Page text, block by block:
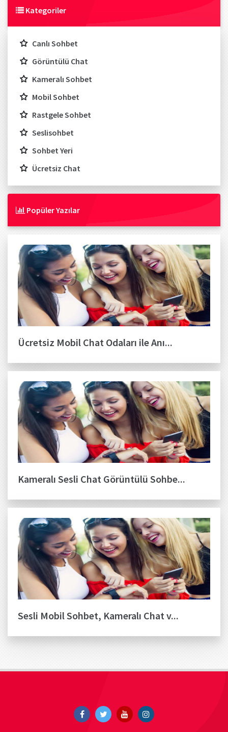
Kategoriler
Canlı Sohbet
Görüntülü Chat
Kameralı Sohbet
Mobil Sohbet
Rastgele Sohbet
Seslisohbet
Sohbet Yeri
Ücretsiz Chat
Popüler Yazılar
Ücretsiz Mobil Chat Odaları ile Anı...
Kameralı Sesli Chat Görüntülü Sohbe...
Sesli Mobil Sohbet, Kameralı Chat v...